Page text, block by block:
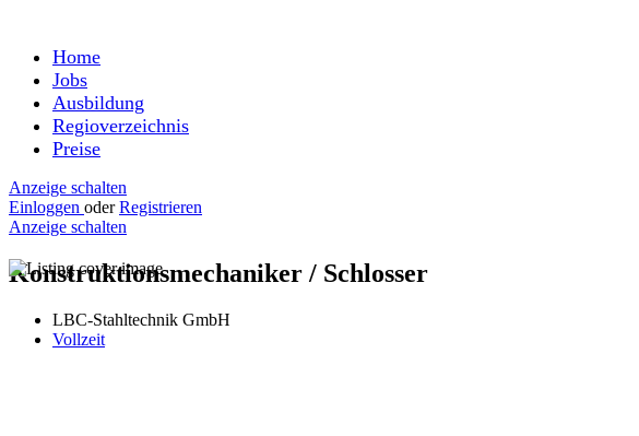
Home
Jobs
Ausbildung
Regioverzeichnis
Preise
Anzeige schalten
Einloggen oder Registrieren
Anzeige schalten
Konstruktionsmechaniker / Schlosser
LBC-Stahltechnik GmbH
Vollzeit